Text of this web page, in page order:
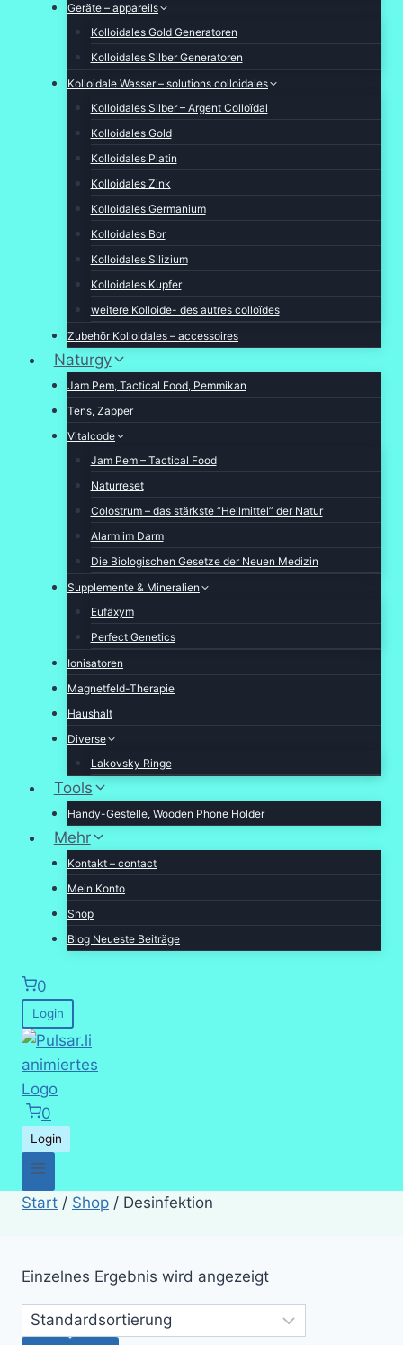
Geräte – appareils
Kolloidales Gold Generatoren
Kolloidales Silber Generatoren
Kolloidale Wasser – solutions colloidales
Kolloidales Silber – Argent Colloïdal
Kolloidales Gold
Kolloidales Platin
Kolloidales Zink
Kolloidales Germanium
Kolloidales Bor
Kolloidales Silizium
Kolloidales Kupfer
weitere Kolloide- des autres colloïdes
Zubehör Kolloidales – accessoires
Naturgy
Jam Pem, Tactical Food, Pemmikan
Tens, Zapper
Vitalcode
Jam Pem – Tactical Food
Naturreset
Colostrum – das stärkste “Heilmittel” der Natur
Alarm im Darm
Die Biologischen Gesetze der Neuen Medizin
Supplemente & Mineralien
Eufäxym
Perfect Genetics
Ionisatoren
Magnetfeld-Therapie
Haushalt
Diverse
Lakovsky Ringe
Tools
Handy-Gestelle, Wooden Phone Holder
Mehr
Kontakt – contact
Mein Konto
Shop
Blog Neueste Beiträge
0
Login
0
Login
Start / Shop / Desinfektion
Einzelnes Ergebnis wird angezeigt